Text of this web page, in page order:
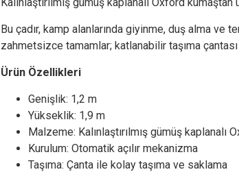
Bu çadır, kamp alanlarında giyinme, duş alma ve
zahmetsizce tamamlar; katlanabilir taşıma
Ürün Özellikleri
Genişlik: 1,2 m
Yükseklik: 1,9 m
Malzeme: Kalınlaştırılmış gümüş kaplanalı
Kurulum: Otomatik açılır mekanizma
Taşıma: Çanta ile kolay taşıma ve saklama